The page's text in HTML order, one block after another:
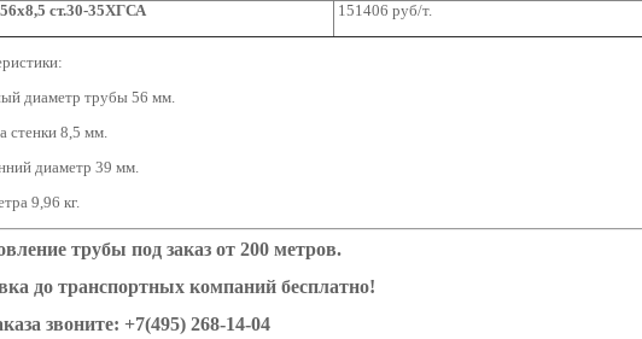
6x8,5 ст.30-35ХГСА 151406 руб/т.
диаметр трубы 56 мм.
стенки 8,5 мм.
диаметр 39 мм.
9,96 кг.
трубы под заказ от 200 метров.
до транспортных компаний бесплатно!
звоните: +7(495) 268-14-04